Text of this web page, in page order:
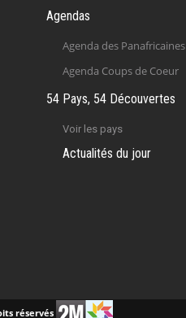
Agendas
Agenda des Panafricaines
Agenda Coups de Coeur
54 Pays, 54 Découvertes
Voir les pays
Actualités du jour
réservés